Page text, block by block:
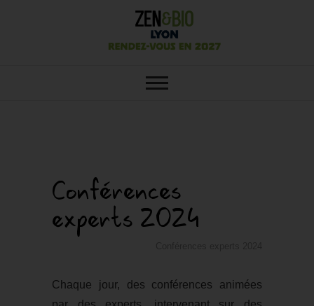
Salon Zen&Bio
SALON ÉCOLO, BIO, BIEN-ÊTRE
ET HABITAT SAIN
Conférences
experts 2024
Chaque jour, des conférences animées